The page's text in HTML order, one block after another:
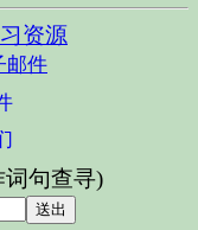
资源
邮件
句查寻)